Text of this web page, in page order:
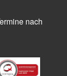
nach